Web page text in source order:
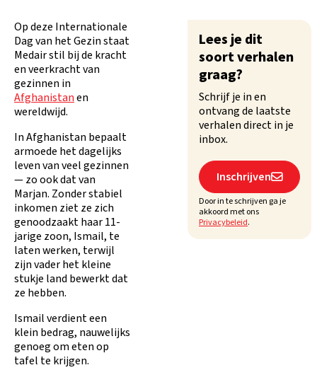
Op deze Internationale
Dag van het Gezin staat
Medair stil bij de kracht
en veerkracht van
gezinnen in
Afghanistanen
wereldwijd.
In Afghanistan bepaalt
armoede het dagelijks
leven van veel gezinnen
— zo ook dat van
Marjan. Zonder stabiel
inkomen ziet ze zich
genoodzaakt haar 11-
jarige zoon, Ismail, te
laten werken, terwijl
zijn vader het kleine
stukje land bewerkt dat
ze hebben.
Ismail verdient een
klein bedrag, nauwelijks
genoeg om eten op
tafel te krijgen.
Lees je dit
soort verhalen
graag?
Schrijf je in en
ontvang de laatste
verhalen direct in je
inbox.
Inschrijven
Door in te schrijven ga je
akkoord met ons
Privacybeleid.